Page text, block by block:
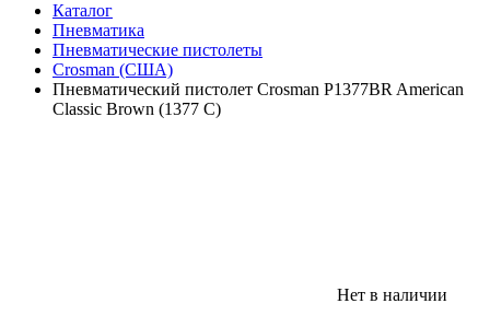
Каталог
Пневматика
Пневматические пистолеты
Crosman (США)
Пневматический пистолет Crosman P1377BR American
Classic Brown (1377 C)
Нет в наличии